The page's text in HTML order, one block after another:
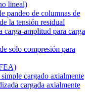
lineal)
pandeo de columnas de
la tensión residual
carga-amplitud para carga
solo compresión para
cargado axialmente
cargada axialmente